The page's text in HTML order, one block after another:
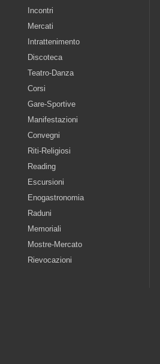
Incontri
Mercati
Intrattenimento
Discoteca
Teatro-Danza
Corsi
Gare-Sportive
Manifestazioni
Convegni
Riti-Religiosi
Reading
Escursioni
Enogastronomia
Raduni
Memoriali
Mostre-Mercato
Rievocazioni